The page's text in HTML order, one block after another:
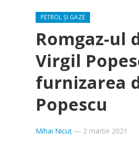
PETROL ȘI GAZE
Romgaz-ul
Virgil
furnizarea
Popescu
Mihai Nicuț — 2 martie 2021